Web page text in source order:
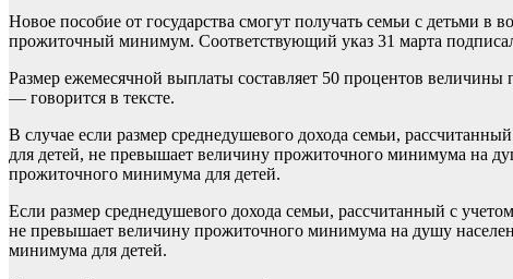
Новое пособие от государства смогут получать семьи с детьми в
прожиточный минимум. Соответствующий указ 31 марта
Размер ежемесячной выплаты составляет 50 процентов
— говорится в тексте.
В случае если размер среднедушевого дохода семьи,
для детей, не превышает величину прожиточного минимума на
прожиточного минимума для детей.
Если размер среднедушевого дохода семьи, рассчитанный с
не превышает величину прожиточного минимума на душу
минимума для детей.